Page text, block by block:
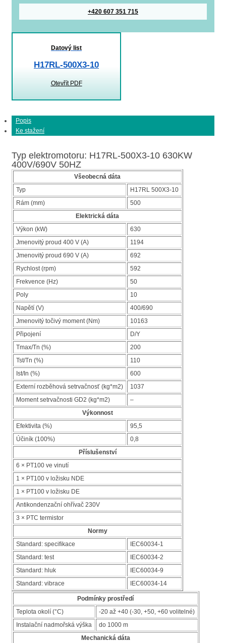
+420 607 351 715
Datový list
H17RL-500X3-10
Otevřít PDF
Popis
Ke stažení
Typ elektromotoru: H17RL-500X3-10 630KW
400V/690V 50HZ
Všeobecná dáta
Typ
H17RL 500X3-10
Rám (mm)
500
Elektrická dáta
Výkon (kW)
630
Jmenovitý proud 400 V (A)
1194
Jmenovitý proud 690 V (A)
692
Rychlost (rpm)
592
Frekvence (Hz)
50
Poly
10
Napětí (V)
400/690
Jmenovitý točivý moment (Nm)
10163
Připojení
D/Y
Tmax/Tn (%)
200
Tst/Tn (%)
110
Ist/In (%)
600
Externí rozběhová setrvačnosť (kg*m2)
1037
Moment setrvačnosti GD2 (kg*m2)
–
Výkonnost
Efektivita (%)
95,5
Účiník (100%)
0,8
Příslušenství
6 × PT100 ve vinutí
1 × PT100 v ložisku NDE
1 × PT100 v ložisku DE
Antikondenzační ohřívač 230V
3 × PTC termistor
Normy
Standard: specifikace
IEC60034-1
Standard: test
IEC60034-2
Standard: hluk
IEC60034-9
Standard: vibrace
IEC60034-14
Podmínky prostředí
Teplota okolí (°C)
-20 až +40 (-30, +50, +60 volitelné)
Instalační nadmořská výška
do 1000 m
Mechanická dáta